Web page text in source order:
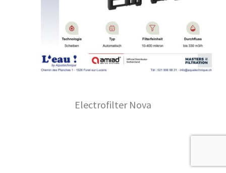
Electrofilter Nova